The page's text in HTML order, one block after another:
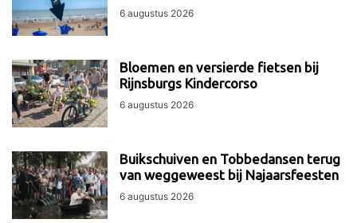
6 augustus 2026
Bloemen en versierde fietsen bij
Rijnsburgs Kindercorso
6 augustus 2026
Buikschuiven en Tobbedansen terug
van weggeweest bij Najaarsfeesten
6 augustus 2026